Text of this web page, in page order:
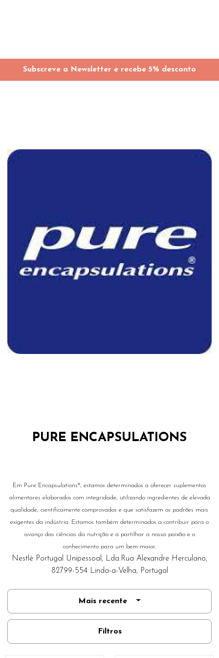
Subscreve a Newsletter e recebe 5% desconto
PURE ENCAPSULATIONS
Em Pure Encapsulations®, estamos determinados a oferecer suplementos
alimentares elaborados com integridade, utilizando ingredientes de elevada
qualidade, cientificamente comprovados e que satisfazem os padrões mais
exigentes da indústria. Estamos também determinados a contribuir para o
avanço das ciências da nutrição e a partilhar a nossa paixão e o
conhecimento para um bem maior.
Nestlé Portugal Unipessoal, Lda.Rua Alexandre Herculano,
82799-554 Linda-a-Velha, Portugal
Mais recente
Filtros